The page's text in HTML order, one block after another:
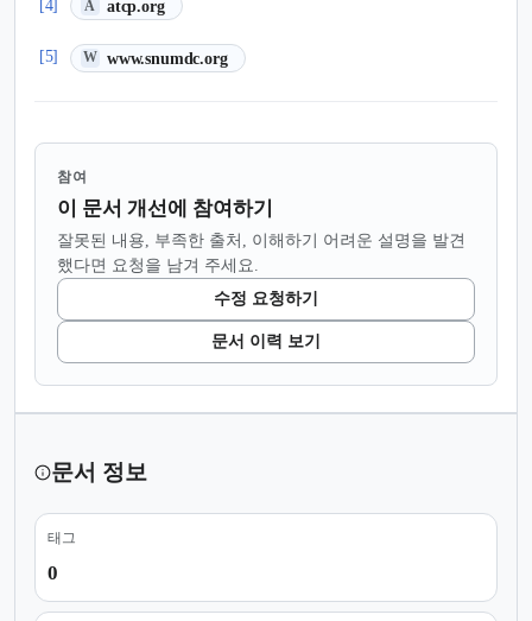
[4] A atcp.org
[5] W www.snumdc.org
(새 탭에서 열림)
참여
이 문서 개선에 참여하기
잘못된 내용, 부족한 출처, 이해하기 어려운 설명을 발견
했다면 요청을 남겨 주세요.
수정 요청하기
문서 이력 보기
문서 정보
태그
0